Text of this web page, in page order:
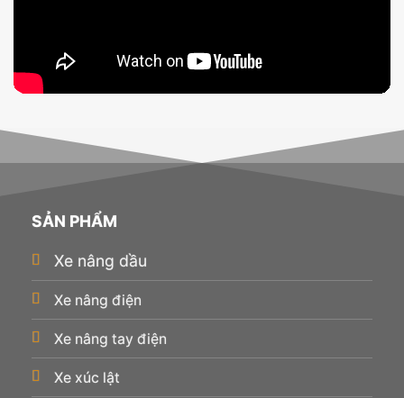
SẢN PHẨM
Xe nâng dầu
Xe nâng điện
Xe nâng tay điện
Xe xúc lật